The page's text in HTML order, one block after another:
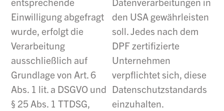
Einwilligung abgefragt
wurde, erfolgt die
Verarbeitung
ausschließlich auf
Grundlage von Art. 6
Abs. 1 lit. a DSGVO und
§ 25 Abs. 1 TTDSG,
den USA gewährleisten
soll. Jedes nach dem
DPF zertifizierte
Unternehmen
verpflichtet sich, diese
Datenschutzstandards
einzuhalten.